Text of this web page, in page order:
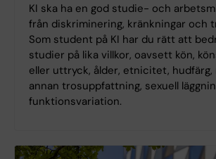
KI ska ha en god studie- och
från diskriminering, kränkningar och
Som student på KI har du rätt att
studier på lika villkor, oavsett kön,
eller uttryck, ålder, etnicitet, hudfärg,
annan trosuppfattning, sexuell
funktionsvariation.